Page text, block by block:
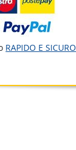
RAPIDO E SICURO